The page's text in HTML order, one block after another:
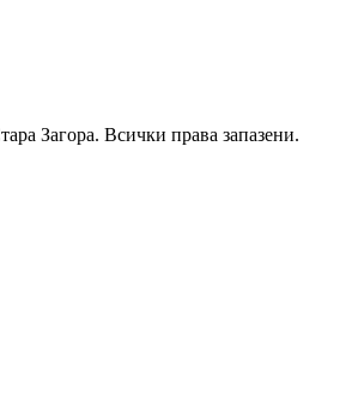
Загора. Всички права запазени.